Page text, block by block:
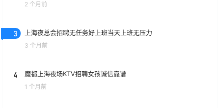
2 个月前
3 上海夜总会招聘无任务好上班当天上班无压力
3 个月前
4 魔都上海夜场KTV招聘女孩诚信靠谱
1 个月前